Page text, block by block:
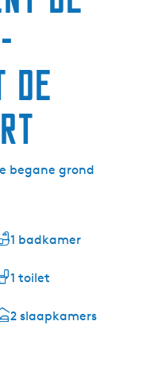
begane grond
1 badkamer
1 toilet
2 slaapkamers